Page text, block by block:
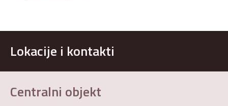
Lokacije i kontakti
Centralni objekt